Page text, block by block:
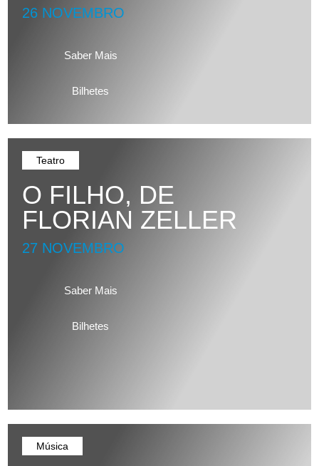
26 NOVEMBRO
Saber Mais
Bilhetes
Teatro
O FILHO, DE
FLORIAN ZELLER
27 NOVEMBRO
Saber Mais
Bilhetes
Música